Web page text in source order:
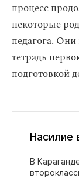
процесс
некоторые
педагога.
тетрадь
подготовкой
Насилие
В